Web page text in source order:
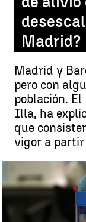
Madrid?
Madrid y
pero con
población.
Illa, ha
que
vigor a partir
¿Cómo van a ser